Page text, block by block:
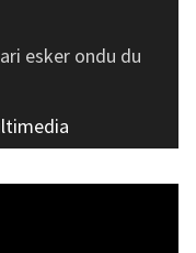
esker ondu du